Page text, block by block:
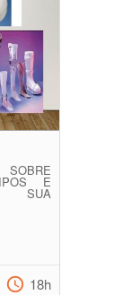
E
SUA
18h